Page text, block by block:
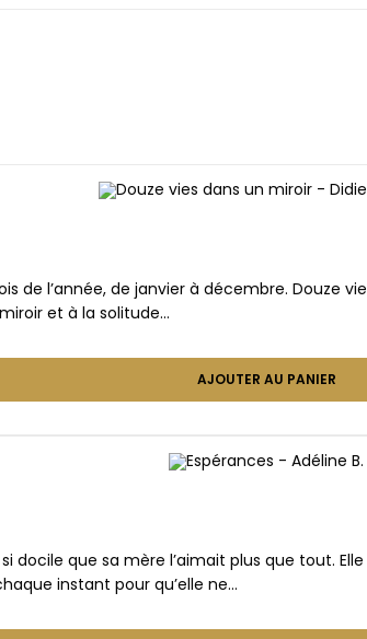
de l’année, de janvier à décembre. Douze
et à la solitude…
AJOUTER AU PANIER
que sa mère l’aimait plus que tout.
instant pour qu’elle ne…